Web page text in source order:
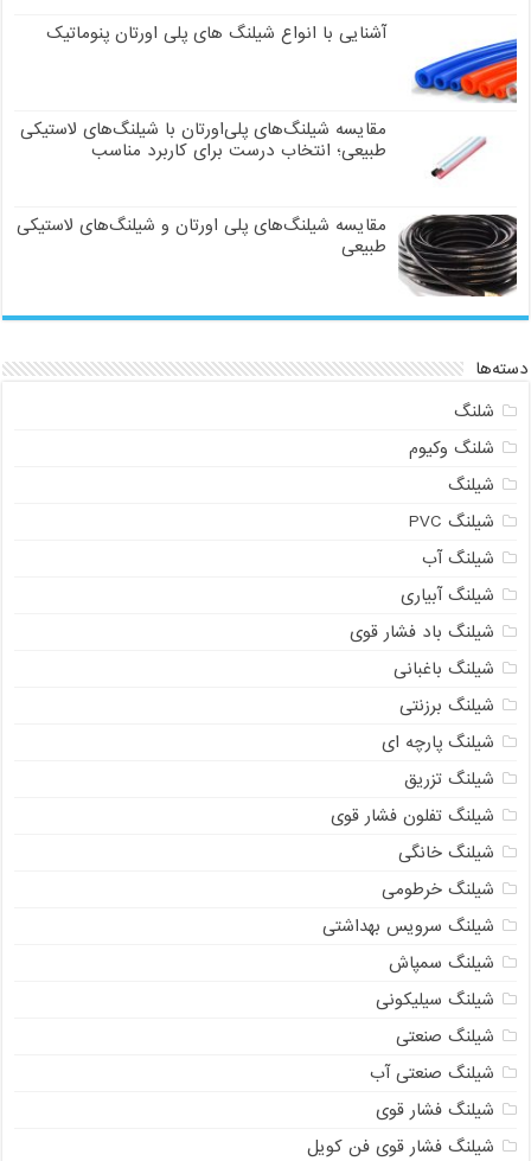
آشنایی با انواع شیلنگ های پلی اورتان پنوماتیک
مقایسه شیلنگ‌های پلی‌اورتان با شیلنگ‌های لاستیکی
طبیعی؛ انتخاب درست برای کاربرد مناسب
مقایسه شیلنگ‌های پلی اورتان و شیلنگ‌های لاستیکی
طبیعی
دسته‌ها
شلنگ
شلنگ وکیوم
شیلنگ
شیلنگ PVC
شیلنگ آب
شیلنگ آبیاری
شیلنگ باد فشار قوی
شیلنگ باغبانی
شیلنگ برزنتی
شیلنگ پارچه‌ ای
شیلنگ تزریق
شیلنگ تفلون فشار قوی
شیلنگ خانگی
شیلنگ خرطومی
شیلنگ سرویس بهداشتی
شیلنگ سمپاش
شیلنگ سیلیکونی
شیلنگ صنعتی
شیلنگ صنعتی آب
شیلنگ فشار قوی
شیلنگ فشار قوی فن کویل